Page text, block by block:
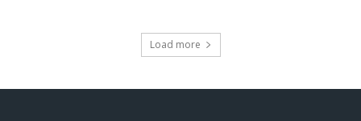
Load more